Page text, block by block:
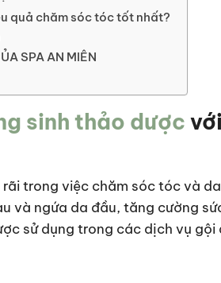
quả chăm sóc tóc tốt nhất?
SPA AN MIÊN
sinh thảo dược
trong việc chăm sóc tóc và
và ngứa da đầu, tăng cường
sử dụng trong các dịch vụ gội